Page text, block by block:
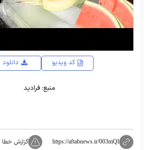
Video
کد ویدیو دانلود
منبع: فرادید
https://aftabnews.ir/003mQI گزارش خطا